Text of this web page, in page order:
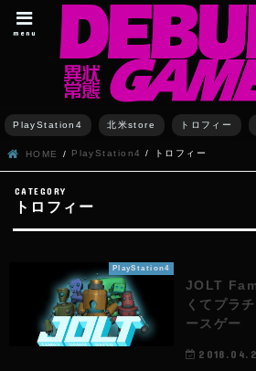
menu
PlayStation4 北米store トロフィー
HOME PlayStation4 トロフィー
トロフィー
PlayStation4
JOLT
くてプラ
ースゲー